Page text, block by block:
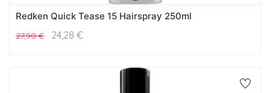
Redken Quick Tease 15 Hairspray 250ml
27,90€ 24,28 €